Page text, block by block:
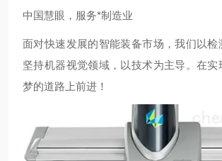
中国慧眼，服务*制造业
面对快速发展的智能装备市场，我们以检
坚持机器视觉领域，以技术为主导。在实
梦的道路上前进！